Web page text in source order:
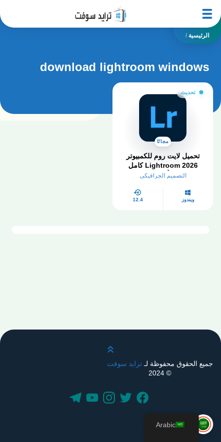
الرئيسية /
download lightroom windows
تحديث
مجانًا
تحميل لايت روم للكمبيوتر
Lightroom 2026 كامل
مجانا أخر إصدار
التصميم الجرافيكي
ويندوز 12.4
قم بالتمرير لأعلى
جميع الحقوق محفوظة لـترايد سوفت
© 2024
Arabic